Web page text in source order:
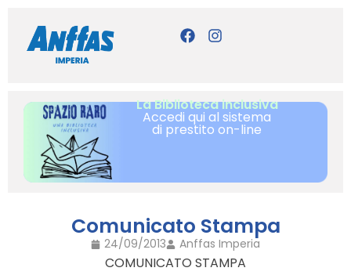
La Biblioteca inclusiva
Accedi qui al sistema
di prestito on-line
Comunicato Stampa
24/09/2013 Anffas Imperia
COMUNICATO STAMPA